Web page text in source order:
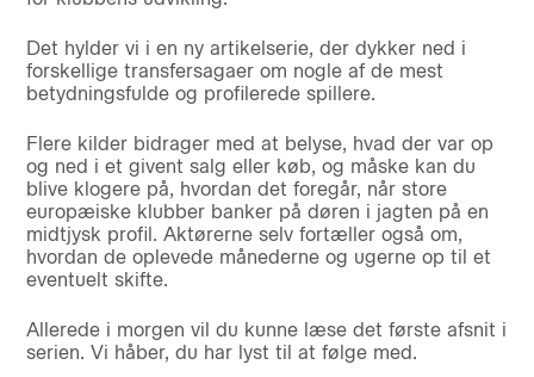
Det hylder vi i en ny artikelserie, der dykker ned i
forskellige transfersagaer om nogle af de mest
betydningsfulde og profilerede spillere.
Flere kilder bidrager med at belyse, hvad der var op
og ned i et givent salg eller køb, og måske kan du
blive klogere på, hvordan det foregår, når store
europæiske klubber banker på døren i jagten på en
midtjysk profil. Aktørerne selv fortæller også om,
hvordan de oplevede månederne og ugerne op til et
eventuelt skifte.
Allerede i morgen vil du kunne læse det første afsnit i
serien. Vi håber, du har lyst til at følge med.